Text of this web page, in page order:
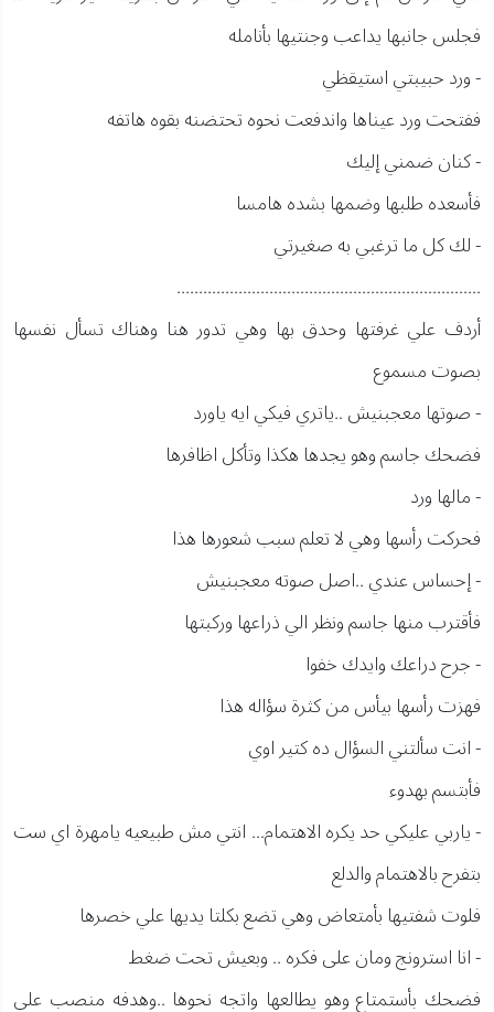
فجلس جانبها يداعب وجنتيها بأنامله
- ورد حبيبتي استيقظي
ففتحت ورد عيناها واندفعت نحوه تحتضنه بقوه هاتفه
- كنان ضمني إليك
فأسعده طلبها وضمها بشده هامسا
- لك كل ما ترغبي به صغيرتي
.....................................................................
أردف علي غرفتها وحدق بها وهي تدور هنا وهناك تسأل نفسها
بصوت مسموع
- صوتها معجبنيش ..ياتري فيكي ايه ياورد
فضحك جاسم وهو يجدها هكذا وتأكل اظافرها
- مالها ورد
فحركت رأسها وهي لا تعلم سبب شعورها هذا
- إحساس عندي ..اصل صوته معجبنيش
فأقترب منها جاسم ونظر الي ذراعها وركبتها
- جرح دراعك وايدك خفوا
فهزت رأسها بيأس من كثرة سؤاله هذا
- انت سألتني السؤال ده كتير اوي
فأبتسم بهدوء
- ياربي عليكي حد يكره الاهتمام... انتي مش طبيعيه يامهرة اي ست
بتفرح بالاهتمام والدلع
فلوت شفتيها بأمتعاض وهي تضع بكلتا يديها علي خصرها
- انا استرونج ومان على فكره .. وبعيش تحت ضغط
فضحك بأستمتاع وهو يطالعها واتجه نحوها ..وهدفه منصب علي